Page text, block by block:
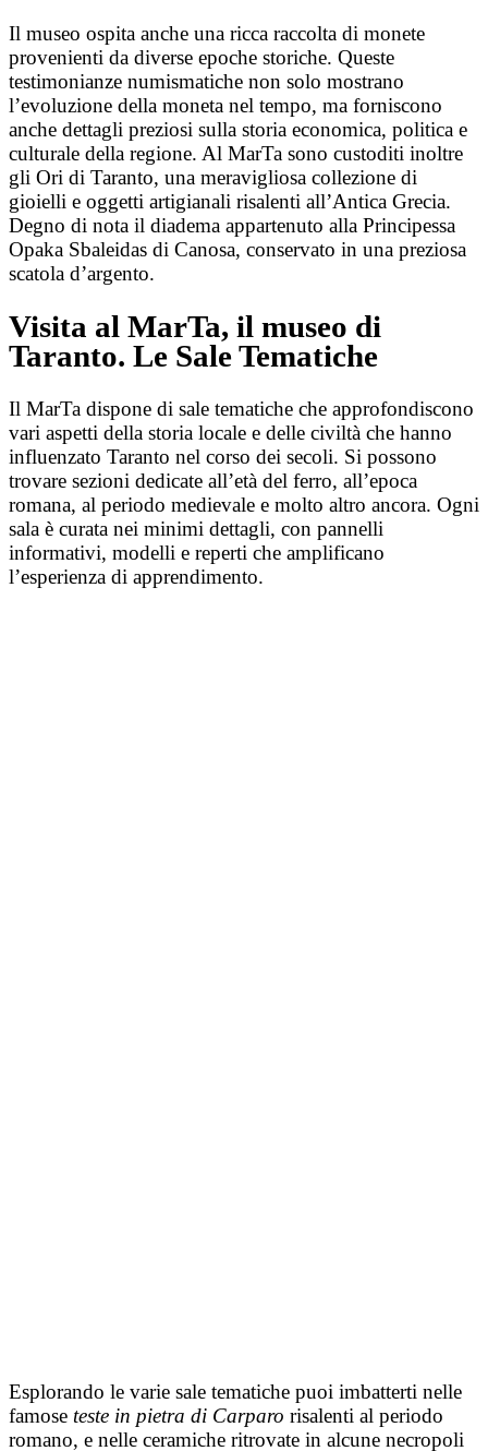
Il museo ospita anche una ricca raccolta di monete
provenienti da diverse epoche storiche. Queste
testimonianze numismatiche non solo mostrano
l’evoluzione della moneta nel tempo, ma forniscono
anche dettagli preziosi sulla storia economica, politica e
culturale della regione. Al MarTa sono custoditi inoltre
gli Ori di Taranto, una meravigliosa collezione di
gioielli e oggetti artigianali risalenti all’Antica Grecia.
Degno di nota il diadema appartenuto alla Principessa
Opaka Sbaleidas di Canosa, conservato in una preziosa
scatola d’argento.
Visita al MarTa, il museo di
Taranto. Le Sale Tematiche
Il MarTa dispone di sale tematiche che approfondiscono
vari aspetti della storia locale e delle civiltà che hanno
influenzato Taranto nel corso dei secoli. Si possono
trovare sezioni dedicate all’età del ferro, all’epoca
romana, al periodo medievale e molto altro ancora. Ogni
sala è curata nei minimi dettagli, con pannelli
informativi, modelli e reperti che amplificano
l’esperienza di apprendimento.
Esplorando le varie sale tematiche puoi imbatterti nelle
famose teste in pietra di Carparo risalenti al periodo
romano, e nelle ceramiche ritrovate in alcune necropoli